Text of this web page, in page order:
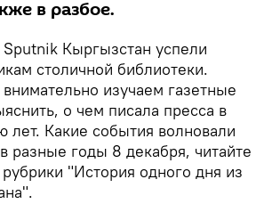
в разбое.
Кыргызстан успели
столичной библиотеки.
изучаем газетные
о чем писала пресса в
лет. Какие события волновали
разные годы 8 декабря, читайте
"История одного дня из